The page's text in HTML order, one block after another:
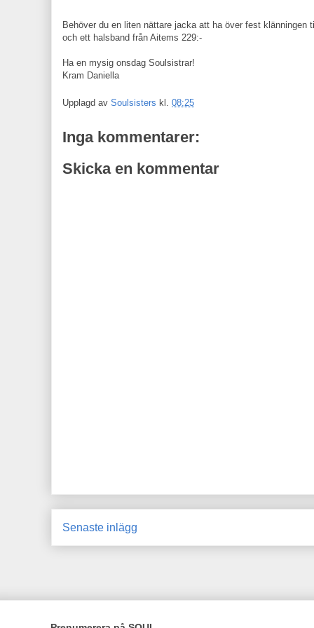
Behöver du en liten nättare jacka att ha över fest
och ett halsband från Aitems 229:-
Ha en mysig onsdag Soulsistrar!
Kram Daniella
Upplagd av Soulsisters kl. 08:25
Inga kommentarer:
Skicka en kommentar
Senaste inlägg